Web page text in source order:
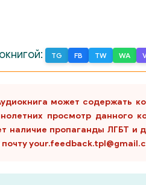
Зверев _
TG FB TW WA
может содержать
просмотр данного
наличие пропаганды ЛГБТ и
почту